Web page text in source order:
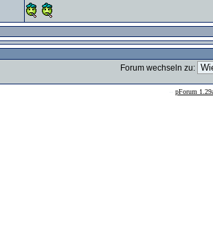
Forum wechseln zu:
pForum